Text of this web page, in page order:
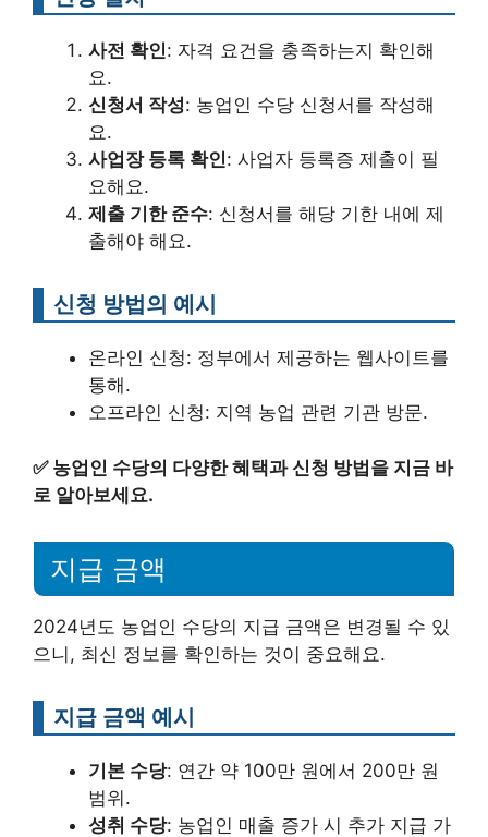
사전 확인: 자격 요건을 충족하는지 확인해
요.
신청서 작성: 농업인 수당 신청서를 작성해
요.
사업장 등록 확인: 사업자 등록증 제출이 필
요해요.
제출 기한 준수: 신청서를 해당 기한 내에 제
출해야 해요.
신청 방법의 예시
온라인 신청: 정부에서 제공하는 웹사이트를
통해.
오프라인 신청: 지역 농업 관련 기관 방문.
✅ 농업인 수당의 다양한 혜택과 신청 방법을 지금 바
로 알아보세요.
지급 금액
2024년도 농업인 수당의 지급 금액은 변경될 수 있
으니, 최신 정보를 확인하는 것이 중요해요.
지급 금액 예시
기본 수당: 연간 약 100만 원에서 200만 원
범위.
성취 수당: 농업인 매출 증가 시 추가 지급 가